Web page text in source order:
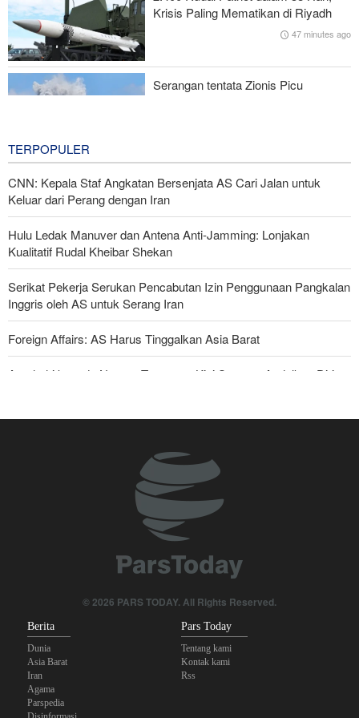
Menuju Pendidikan Tinggi Global; Iran-Indonesia Sepakati Kerja
Sama STEM
Krisis Paling Mematikan di Riyadh
47 minutes ago
Serangan tentata Zionis Picu
TERPOPULER
CNN: Kepala Staf Angkatan Bersenjata AS Cari Jalan untuk
Keluar dari Perang dengan Iran
Hulu Ledak Manuver dan Antena Anti-Jamming: Lonjakan
Kualitatif Rudal Kheibar Shekan
Serikat Pekerja Serukan Pencabutan Izin Penggunaan Pangkalan
Inggris oleh AS untuk Serang Iran
Foreign Affairs: AS Harus Tinggalkan Asia Barat
Araghchi kepada Negara Tetangga: Kini Saatnya Andalkan Diri
Joe Kent: Komunitas Intelijen AS Tahu Iran Tidak Buat Nuklir, Tapi
Suara Mereka Dibungkam
Anggota Senior Ansarullah: Pernyataan DK PBB Tidak Layak
Legislator Irak: AS Sumber Utama Instabilitas di Kawasan
Mengapa Lobi Zionis di Amerika Tidak Lagi Seefektif Dulu?
© 2026 PARS TODAY. All Rights Reserved.
Berita
Dunia
Asia Barat
Iran
Agama
Parspedia
Pars Today
Tentang kami
Kontak kami
Rss